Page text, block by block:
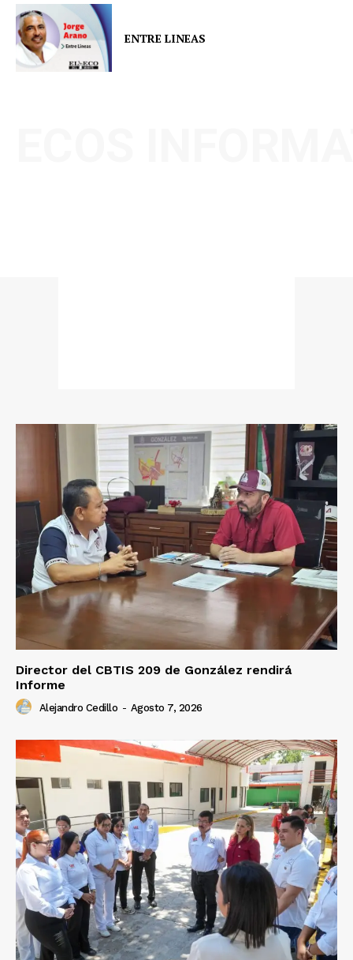
ENTRE LINEAS
Director del CBTIS 209 de González rendirá
Informe
Alejandro Cedillo - Agosto 7, 2026